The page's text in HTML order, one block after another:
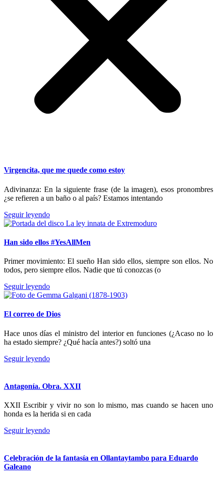
Virgencita, que me quede como estoy
Adivinanza: En la siguiente frase (de la imagen), esos pronombres
¿se refieren a un baño o al país? Estamos intentando
Seguir leyendo
Han sido ellos #YesAllMen
Primer movimiento: El sueño Han sido ellos, siempre son ellos. No
todos, pero siempre ellos. Nadie que tú conozcas (o
Seguir leyendo
El correo de Dios
Hace unos días el ministro del interior en funciones (¿Acaso no lo
ha estado siempre? ¿Qué hacía antes?) soltó una
Seguir leyendo
Antagonía. Obra. XXII
XXII Escribir y vivir no son lo mismo, mas cuando se hacen uno
honda es la herida si en cada
Seguir leyendo
Celebración de la fantasía en Ollantaytambo para Eduardo
Galeano